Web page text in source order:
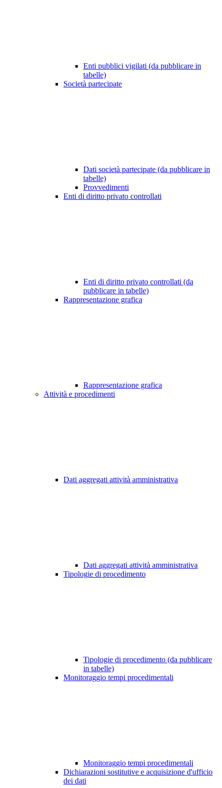
Enti pubblici vigilati (da pubblicare in
tabelle)
Società partecipate
Dati società partecipate (da pubblicare in
tabelle)
Provvedimenti
Enti di diritto privato controllati
Enti di diritto privato controllati (da
pubblicare in tabelle)
Rappresentazione grafica
Rappresentazione grafica
Attività e procedimenti
Dati aggregati attività amministrativa
Dati aggregati attività amministrativa
Tipologie di procedimento
Tipologie di procedimento (da pubblicare
in tabelle)
Monitoraggio tempi procedimentali
Monitoraggio tempi procedimentali
Dichiarazioni sostitutive e acquisizione d'ufficio
dei dati